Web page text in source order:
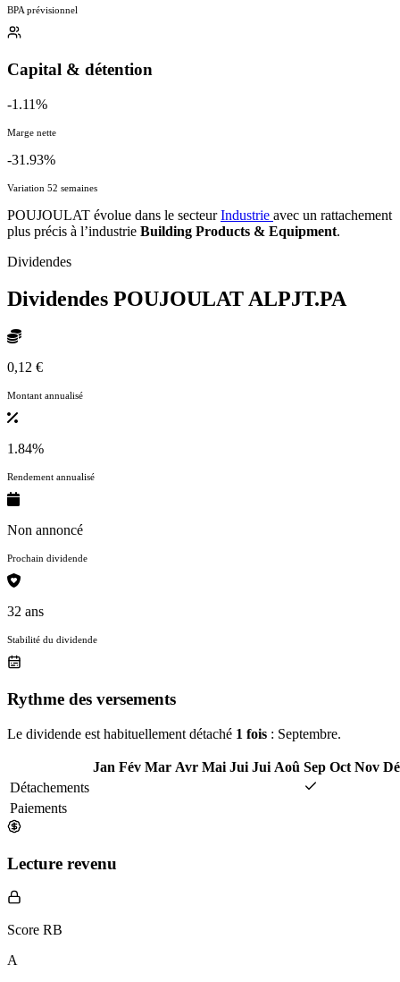
BPA prévisionnel
Capital & détention
-1.11%
Marge nette
-31.93%
Variation 52 semaines
POUJOULAT évolue dans le secteurIndustrie avec un rattachement
plus précis à l’industrie Building Products & Equipment.
Dividendes
Dividendes POUJOULATALPJT.PA
0,12 €
Montant annualisé
1.84%
Rendement annualisé
Non annoncé
Prochain dividende
32 ans
Stabilité du dividende
Rythme des versements
Le dividende est habituellement détaché 1 fois : Septembre.
Jan Fév Mar Avr Mai Jui Jui Aoû Sep Oct Nov
Détachements
Paiements
Lecture revenu
Score RB
A